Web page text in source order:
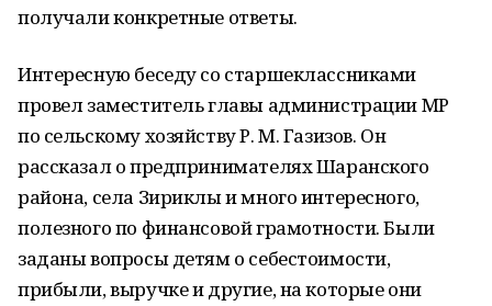
получали конкретные ответы.
Интересную беседу со старшеклассниками
провел заместитель главы администрации МР
по сельскому хозяйству Р. М. Газизов. Он
рассказал о предпринимателях Шаранского
района, села Зириклы и много интересного,
полезного по финансовой грамотности. Были
заданы вопросы детям о себестоимости,
прибыли, выручке и другие, на которые они